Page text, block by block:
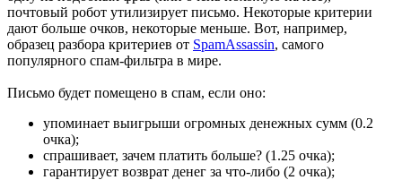
почтовый робот утилизирует письмо. Некоторые критерии
дают больше очков, некоторые меньше. Вот, например,
образец разбора критериев от SpamAssassin, самого
популярного спам-фильтра в мире.
Письмо будет помещено в спам, если оно:
упоминает выигрыши огромных денежных сумм (0.2
очка);
спрашивает, зачем платить больше? (1.25 очка);
гарантирует возврат денег за что-либо (2 очка);